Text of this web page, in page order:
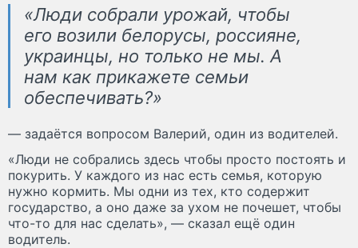
«Люди собрали урожай, чтобы
его возили белорусы, россияне,
украинцы, но только не мы. А
нам как прикажете семьи
обеспечивать?»
— задаётся вопросом Валерий, один из водителей.
«Люди не собрались здесь чтобы просто постоять и
покурить. У каждого из нас есть семья, которую
нужно кормить. Мы одни из тех, кто содержит
государство, а оно даже за ухом не почешет, чтобы
что-то для нас сделать», — сказал ещё один
водитель.